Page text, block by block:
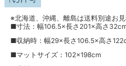
※北海道、沖縄、離島は送料別途お見
■寸法：幅106.5×長さ201×高さ
■収納時：幅29×長さ106.5×高さ
■マットサイズ：102×198cm